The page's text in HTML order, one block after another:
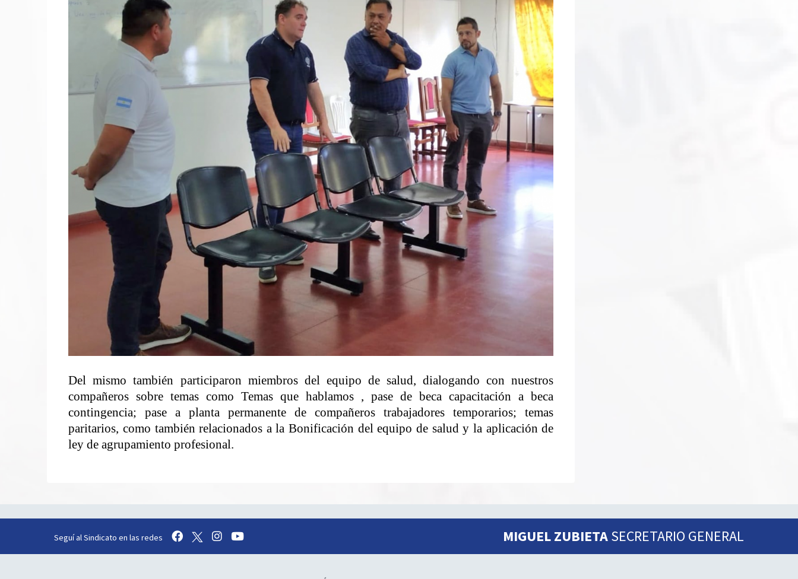
Del mismo también participaron miembros del equipo de salud, dialogando con nuestros
compañeros sobre temas como Temas que hablamos , pase de beca capacitación a beca
contingencia; pase a planta permanente de compañeros trabajadores temporarios; temas
paritarios, como también relacionados a la Bonificación del equipo de salud y la aplicación de
ley de agrupamiento profesional.
Seguí al Sindicato en las redes MIGUEL ZUBIETASECRETARIO GENERAL